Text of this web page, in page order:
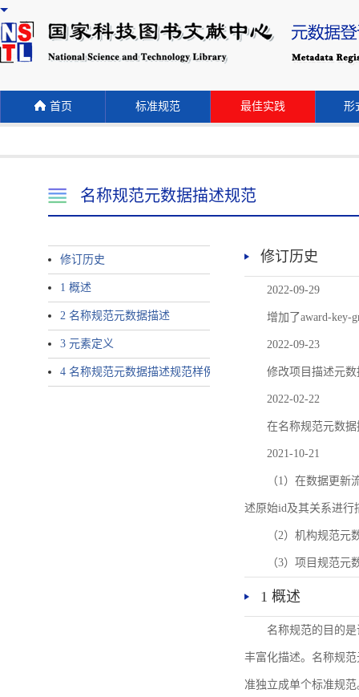
首页 标准规范 最佳实践 形
名称规范元数据描述规范
修订历史
1 概述
2 名称规范元数据描述
3 元素定义
4 名称规范元数据描述规范样例
修订历史
2022-09-29
增加了award-key-
2022-09-23
修改项目描述元
2022-02-22
在名称规范元数
2021-10-21
（1）在数据更
述原始id及其关系进行
（2）机构规范元
（3）项目规范
1 概述
名称规范的目的
丰富化描述。名称规
准独立成单个标准规范